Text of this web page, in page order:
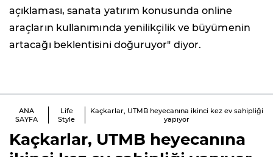
açıklaması, sanata yatırım konusunda online
araçların kullanımında yenilikçilik ve büyümenin
artacağı beklentisini doğuruyor" diyor.
ANA
SAYFA
Life
Style
Kaçkarlar, UTMB heyecanına ikinci kez ev sahipliği
yapıyor
Kaçkarlar, UTMB heyecanına